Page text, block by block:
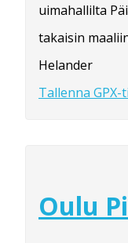
uimahallilta
takaisin
Helander
Tallenna
Oulu